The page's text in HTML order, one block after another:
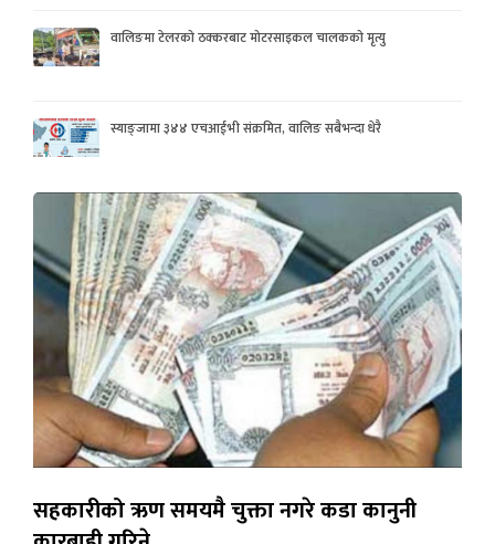
वालिङमा टेलरको ठक्करबाट मोटरसाइकल चालकको मृत्यु
स्याङ्जामा ३४४ एचआईभी संक्रमित, वालिङ सबैभन्दा धेरै
सहकारीको ऋण समयमै चुक्ता नगरे कडा कानुनी